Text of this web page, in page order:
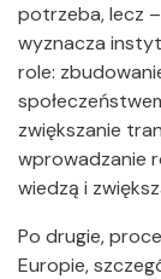
potrzeba, lecz
wyznacza
role:
zwiększanie
wprowadzanie
wiedzą i
Po drugie,
Europie,